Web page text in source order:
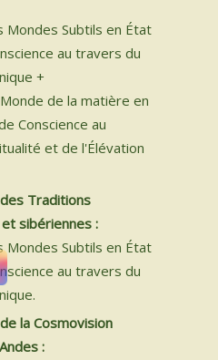
Mondes Subtils en État
au travers du
+
de la matière en
Conscience au
et de l'Élévation
Traditions
sibériennes :
Mondes Subtils en État
au travers du
la Cosmovision
: